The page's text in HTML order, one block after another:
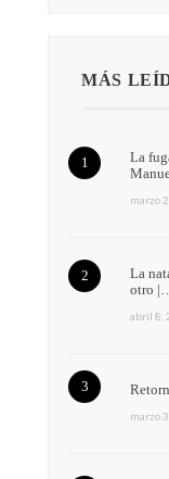
MÁS
La
marzo
La
otro |…
abril 8,
marzo